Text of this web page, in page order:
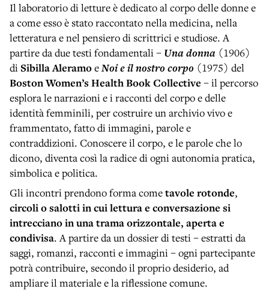
Il laboratorio di letture è dedicato al corpo delle donne e
a come esso è stato raccontato nella medicina, nella
letteratura e nel pensiero di scrittrici e studiose. A
partire da due testi fondamentali – Una donna (1906)
di Sibilla AleramoeNoi e il nostro corpo (1975) del
Boston Women’s Health Book Collective – il percorso
esplora le narrazioni e i racconti del corpo e delle
identità femminili, per costruire un archivio vivo e
frammentato, fatto di immagini, parole e
contraddizioni. Conoscere il corpo, e le parole che lo
dicono, diventa così la radice di ogni autonomia pratica,
simbolica e politica.
Gli incontri prendono forma cometavole rotonde,
circoli o salotti in cui lettura e conversazione si
intrecciano in una trama orizzontale, aperta e
condivisa. A partire da un dossier di testi – estratti da
saggi, romanzi, racconti e immagini – ogni partecipante
potrà contribuire, secondo il proprio desiderio, ad
ampliare il materiale e la riflessione comune.